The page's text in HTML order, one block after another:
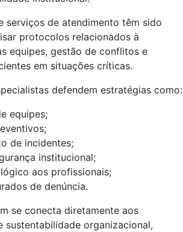
serviços de atendimento têm sido
protocolos relacionados à
equipes, gestão de conflitos e
em situações críticas.
defendem estratégias como:
equipes;
de incidentes;
institucional;
aos profissionais;
de denúncia.
se conecta diretamente aos
sustentabilidade organizacional,